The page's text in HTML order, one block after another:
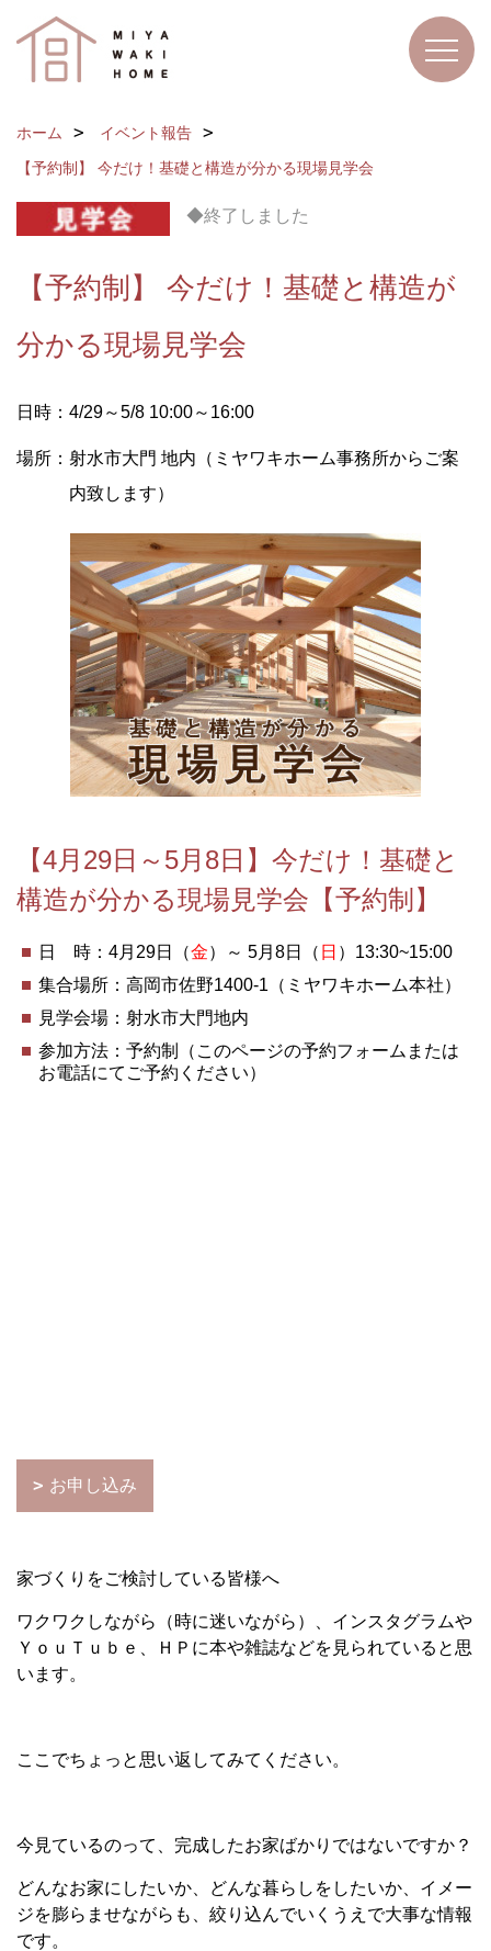
ホーム
イベント報告
【予約制】 今だけ！基礎と構造が分かる現場見学会
◆終了しました
【予約制】 今だけ！基礎と構造が
分かる現場見学会
日時：4/29～5/8 10:00～16:00
場所：射水市大門 地内（ミヤワキホーム事務所からご案
内致します）
【4月29日～5月8日】今だけ！基礎と
構造が分かる現場見学会【予約制】
日 時：4月29日（金）～ 5月8日（ 日 ）13:30~15:00
集合場所：高岡市佐野1400-1（ミヤワキホーム本社）
見学会場：射水市大門地内
参加方法：予約制（このページの予約フォームまたは
お電話にてご予約ください）
お申し込み
家づくりをご検討している皆様へ
ワクワクしながら（時に迷いながら）、インスタグラムや
ＹｏｕＴｕｂｅ、ＨＰに本や雑誌などを見られていると思
います。
ここでちょっと思い返してみてください。
今見ているのって、完成したお家ばかりではないですか？
どんなお家にしたいか、どんな暮らしをしたいか、イメー
ジを膨らませながらも、絞り込んでいくうえで大事な情報
です。